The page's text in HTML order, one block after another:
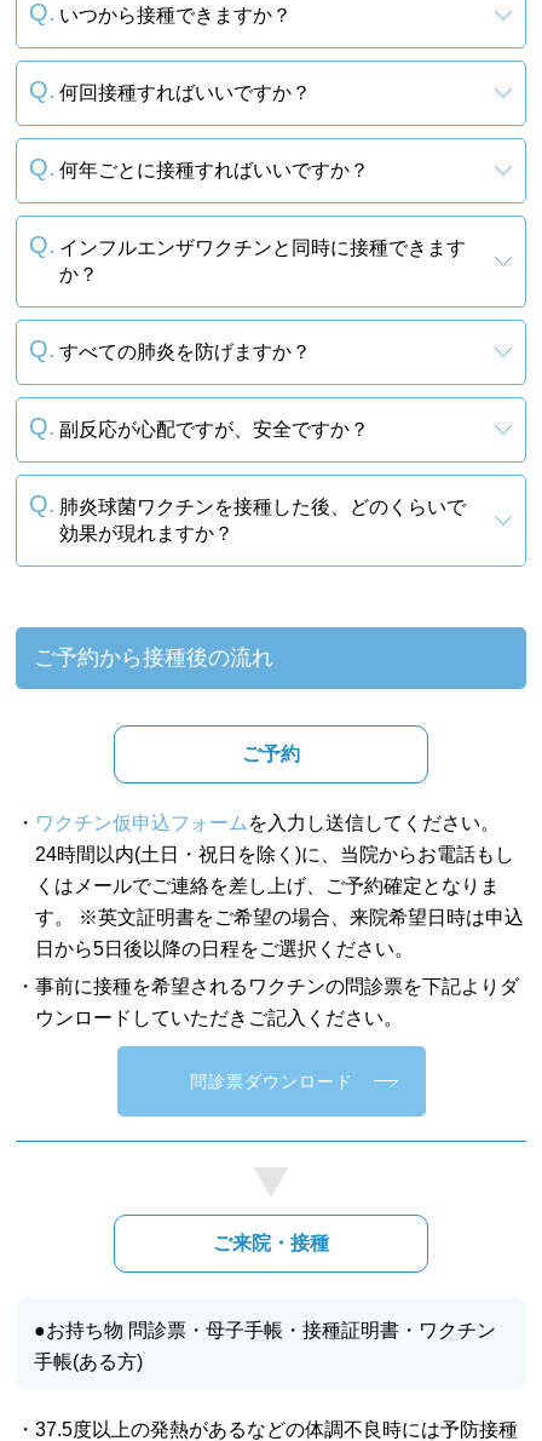
いつから接種できますか？
何回接種すればいいですか？
何年ごとに接種すればいいですか？
インフルエンザワクチンと同時に接種できます
か？
すべての肺炎を防げますか？
副反応が心配ですが、安全ですか？
肺炎球菌ワクチンを接種した後、どのくらいで
効果が現れますか？
ご予約から接種後の流れ
ご予約
・ ワクチン仮申込フォーム を入力し送信してください。
24時間以内(土日・祝日を除く)に、当院からお電話もし
くはメールでご連絡を差し上げ、ご予約確定となりま
す。 ※英文証明書をご希望の場合、来院希望日時は申込
日から5日後以降の日程をご選択ください。
・事前に接種を希望されるワクチンの問診票を下記よりダ
ウンロードしていただきご記入ください。
問診票ダウンロード
ご来院・接種
●お持ち物 問診票・母子手帳・接種証明書・ワクチン
手帳(ある方)
・37.5度以上の発熱があるなどの体調不良時には予防接種